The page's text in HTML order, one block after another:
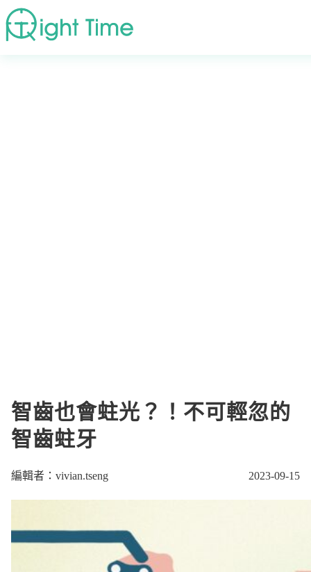
首頁» 診療方式
智齒也會蛀光？！不可輕忽的
智齒蛀牙
編輯者：vivian.tseng 2023-09-15